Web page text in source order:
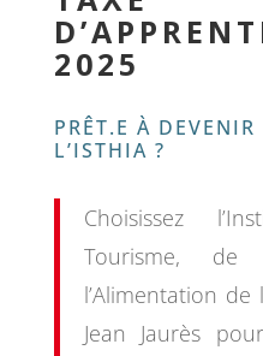
2025
PRÊT.E À
L’ISTHIA ?
Choisissez
Tourisme,
l’Alimentation de
Jean Jaurès